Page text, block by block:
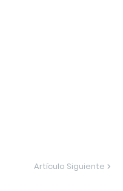
Artículo Siguiente